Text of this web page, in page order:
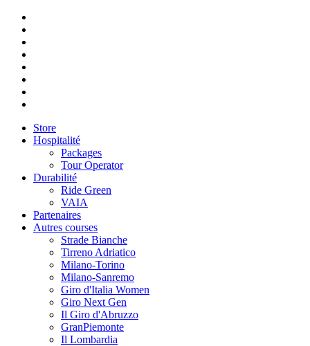
Store
Hospitalité
Packages
Tour Operator
Durabilité
Ride Green
VAIA
Partenaires
Autres courses
Strade Bianche
Tirreno Adriatico
Milano-Torino
Milano-Sanremo
Giro d'Italia Women
Giro Next Gen
Il Giro d'Abruzzo
GranPiemonte
Il Lombardia